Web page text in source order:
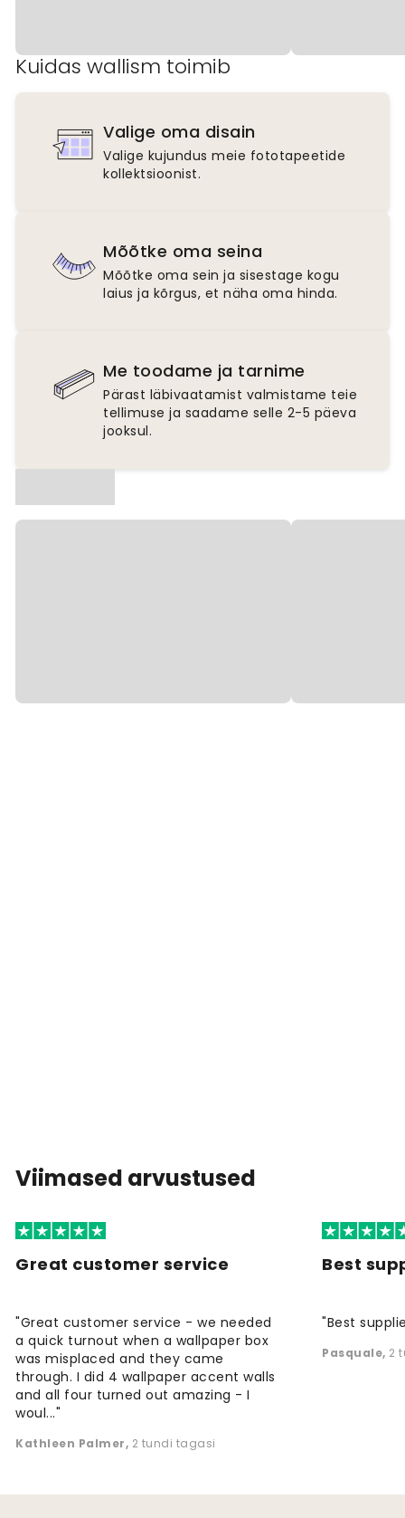
Kuidas wallism toimib
Valige oma disain
Valige kujundus meie fototapeetide
kollektsioonist.
Mõõtke oma seina
Mõõtke oma sein ja sisestage kogu
laius ja kõrgus, et näha oma hinda.
Me toodame ja tarnime
Pärast läbivaatamist valmistame teie
tellimuse ja saadame selle 2-5 päeva
jooksul.
Viimased arvustused
Great customer service
"Great customer service - we needed
a quick turnout when a wallpaper box
was misplaced and they came
through. I did 4 wallpaper accent walls
and all four turned out amazing - I
woul..."
Kathleen Palmer, 2 tundi tagasi
Best
"Best
Pasquale, 2